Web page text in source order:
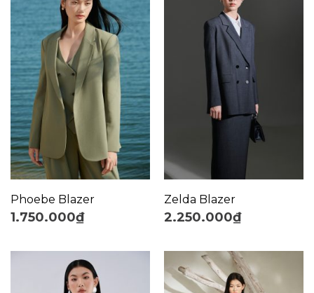
Phoebe Blazer
1.750.000₫
Zelda Blazer
2.250.000₫